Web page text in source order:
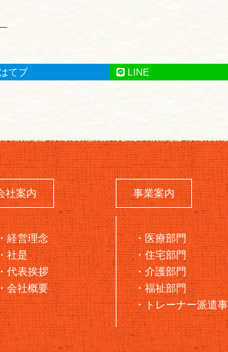
はてブ LINE
社案内
経営理念
社是
代表挨拶
会社概要
事業案内
医療部門
住宅部門
介護部門
福祉部門
トレーナー派遣